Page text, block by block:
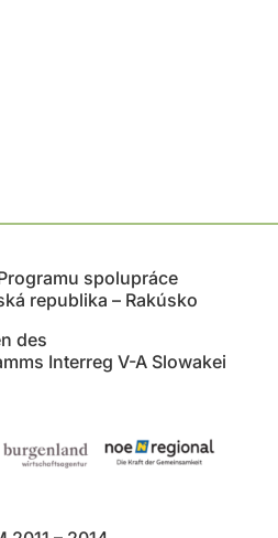
spolupráce
republika – Rakúsko
des
Interreg V-A Slowakei